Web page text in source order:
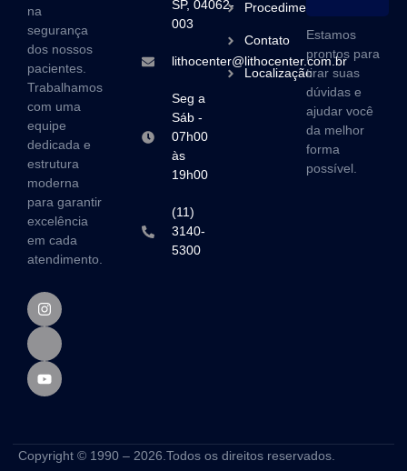
na
segurança
dos nossos
pacientes.
Trabalhamos
com uma
equipe
dedicada e
estrutura
moderna
para garantir
excelência
em cada
atendimento.
SP, 04062-
003
lithocenter@lithocenter.com.br
Seg a
Sáb -
07h00
às
19h00
(11)
3140-
5300
Procedimentos
Contato
Localização
Estamos
prontos para
tirar suas
dúvidas e
ajudar você
da melhor
forma
possível.
Copyright © 1990 – 2026.Todos os direitos reservados.